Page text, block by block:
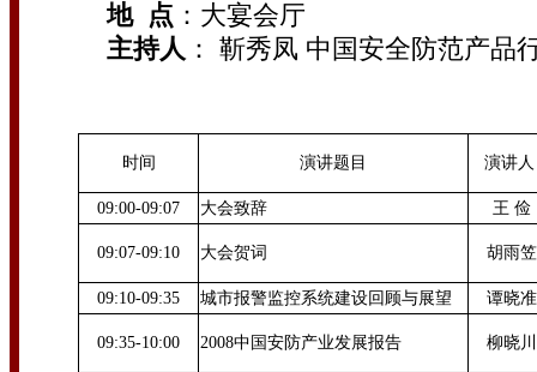
地 点 ：大宴会厅
主持人 ： 靳秀凤 中国安全防范产品
时间 演讲题目 演讲
09:00-09:07 大会致辞 王 俭
09:07-09:10 大会贺词 胡雨笠
09:10-09:35 城市报警监控系统建设回顾与展望 谭晓准
09:35-10:00 2008中国安防产业发展报告 柳晓川